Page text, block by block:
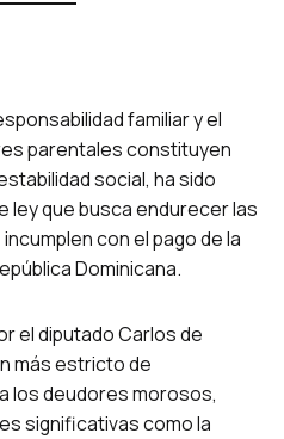
familiar y el
parentales constituyen
social, ha sido
ley que busca endurecer las
con el pago de la
Dominicana.
el diputado Carlos de
más estricto de
los deudores morosos,
significativas como la